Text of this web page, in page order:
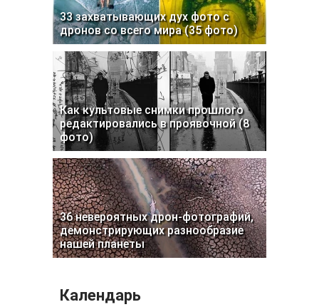
33 захватывающих дух фото с
дронов со всего мира (35 фото)
Как культовые снимки прошлого
редактировались в проявочной (8
фото)
36 невероятных дрон-фотографий,
демонстрирующих разнообразие
нашей планеты
Календарь